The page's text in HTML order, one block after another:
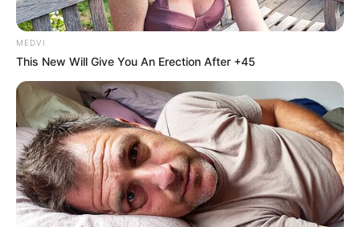
MEDVI
This New Will Give You An Erection After +45